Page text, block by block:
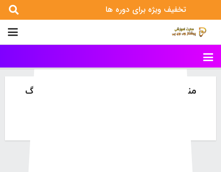
تخفیف ویژه برای دوره ها
منابع فارسی و انگلیسی دیجیتال مارکتینگ